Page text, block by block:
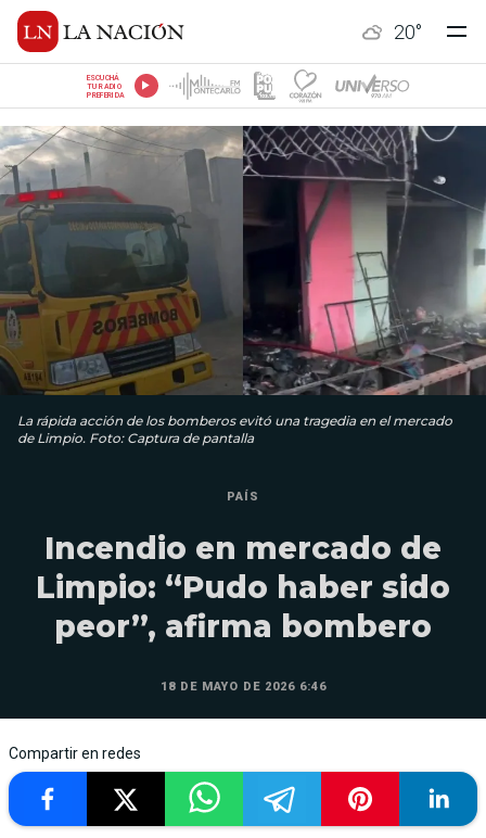
20°
ESCUCHÁ
TU RADIO
PREFERIDA
La rápida acción de los bomberos evitó una tragedia en el mercado
de Limpio. Foto: Captura de pantalla
PAÍS
Incendio en mercado de
Limpio: “Pudo haber sido
peor”, afirma bombero
18 DE MAYO DE 2026 6:46
Compartir en redes